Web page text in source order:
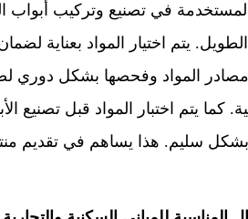
في تصنيع وتركيب أبواب
يتم اختيار المواد بعناية
مصادر المواد وفحصها بشكل دوري
كما يتم اختبار المواد قبل تصنيع
بشكل سليم. هذا يساهم في تقديم